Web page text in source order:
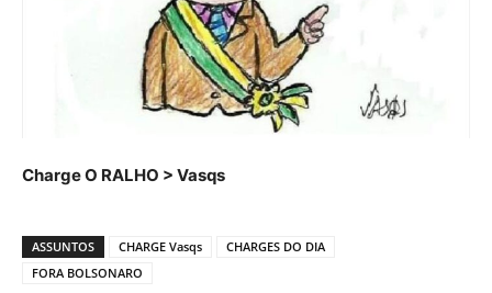
Charge O RALHO > Vasqs
ASSUNTOS CHARGE Vasqs
CHARGES DO DIA
FORA BOLSONARO